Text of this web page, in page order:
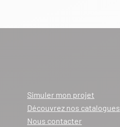
Simuler mon projet
Découvrez nos catalogues
Nous contacter